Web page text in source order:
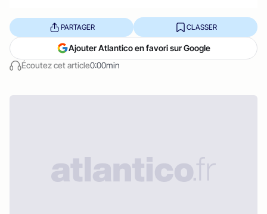
Écoutez cet article0:00min
PARTAGER CLASSER
Ajouter Atlantico en favori sur Google